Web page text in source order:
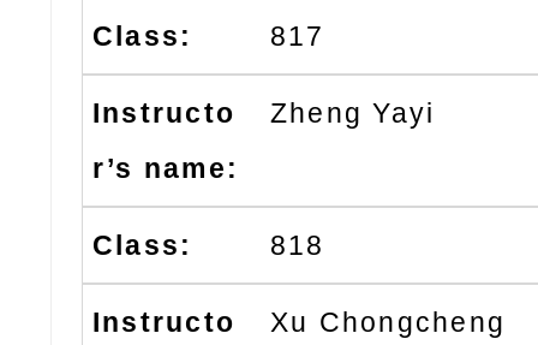
817
Zheng Yayi
818
Xu Chongcheng